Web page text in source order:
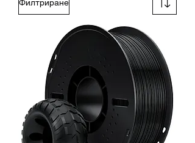
Филтриране